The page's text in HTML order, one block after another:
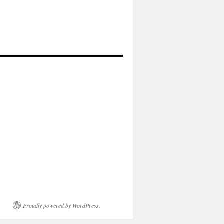
Proudly powered by WordPress.